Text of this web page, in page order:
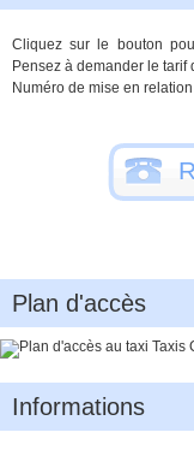
Cliquez sur le bouton
Pensez à demander le tarif
Numéro de mise en
Plan d'accès
Informations